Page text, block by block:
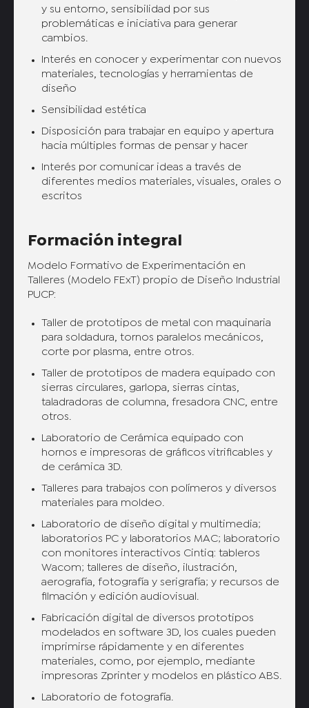
y su entorno, sensibilidad por sus
problemáticas e iniciativa para generar
cambios.
Interés en conocer y experimentar con nuevos
materiales, tecnologías y herramientas de
diseño
Sensibilidad estética
Disposición para trabajar en equipo y apertura
hacia múltiples formas de pensar y hacer
Interés por comunicar ideas a través de
diferentes medios materiales, visuales, orales o
escritos
Formación integral
Modelo Formativo de Experimentación en
Talleres (Modelo FExT) propio de Diseño Industrial
PUCP:
Taller de prototipos de metal con maquinaria
para soldadura, tornos paralelos mecánicos,
corte por plasma, entre otros.
Taller de prototipos de madera equipado con
sierras circulares, garlopa, sierras cintas,
taladradoras de columna, fresadora CNC, entre
otros.
Laboratorio de Cerámica equipado con
hornos e impresoras de gráficos vitrificables y
de cerámica 3D.
Talleres para trabajos con polímeros y diversos
materiales para moldeo.
Laboratorio de diseño digital y multimedia;
laboratorios PC y laboratorios MAC; laboratorio
con monitores interactivos Cintiq: tableros
Wacom; talleres de diseño, ilustración,
aerografía, fotografía y serigrafía; y recursos de
filmación y edición audiovisual.
Fabricación digital de diversos prototipos
modelados en software 3D, los cuales pueden
imprimirse rápidamente y en diferentes
materiales, como, por ejemplo, mediante
impresoras Zprinter y modelos en plástico ABS.
Laboratorio de fotografía.